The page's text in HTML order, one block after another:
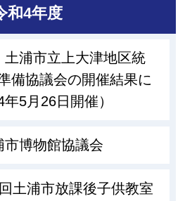
和4年度
土浦市立上大津地区統
備協議会の開催結果に
5月26日開催）
博物館協議会
土浦市放課後子供教室